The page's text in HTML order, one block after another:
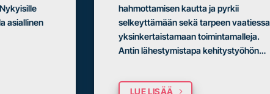
asiallinen
hahmottamisen kautta ja pyrkii
selkeyttämään sekä tarpeen vaatiessa
yksinkertaistamaan toimintamalleja.
Antin lähestymistapa kehitystyöhön…
LUE LISÄÄ